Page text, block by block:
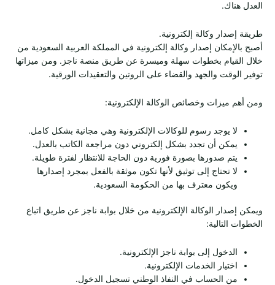
العدل هناك.
طريقة إصدار وكالة إلكترونية.
أصبح بالإمكان إصدار وكالة إلكترونية في المملكة العربية السعودية من
خلال القيام بخطوات سهلة وميسرة عن طريق منصة ناجز. ومن ميزاتها
توفير الوقت والجهد والقضاء على الروتين والتعقيدات الورقية.
ومن أهم ميزات وخصائص الوكالة الإلكترونية:
لا يوجد رسوم للوكالات الإلكترونية وهي مجانية بشكل كامل.
يمكن أن تجدد بشكل إلكتروني دون مراجعة الكاتب بالعدل.
يتم صدورها بصورة فورية دون الحاجة للانتظار لفترة طويلة.
لا تحتاج إلى توثيق لأنها تكون موثقة بالفعل بمجرد إصدارها
ويكون معترف بها من الحكومة السعودية.
ويمكن إصدار الوكالة الإلكترونية من خلال بوابة ناجز عن طريق اتباع
الخطوات التالية:
الدخول إلى بوابة ناجز الإلكترونية.
اختيار الخدمات الإلكترونية.
من الحساب في النفاذ الوطني تسجيل الدخول.